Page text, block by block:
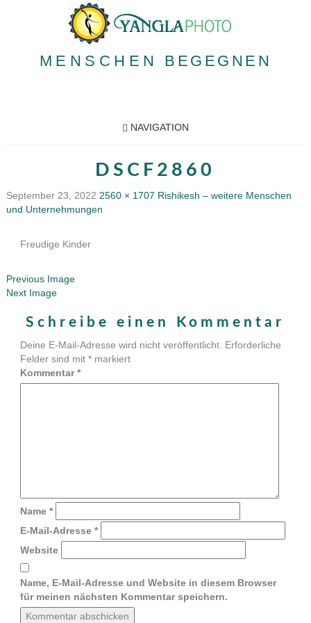
MENSCHEN BEGEGNEN
NAVIGATION
DSCF2860
September 23, 2022 2560 × 1707 Rishikesh – weitere Menschen
und Unternehmungen
Freudige Kinder
Previous Image
Next Image
Schreibe einen Kommentar
Deine E-Mail-Adresse wird nicht veröffentlicht. Erforderliche
Felder sind mit *markiert
Kommentar*
Name *
E-Mail-Adresse *
Website
Name, E-Mail-Adresse und Website in diesem Browser
für meinen nächsten Kommentar speichern.